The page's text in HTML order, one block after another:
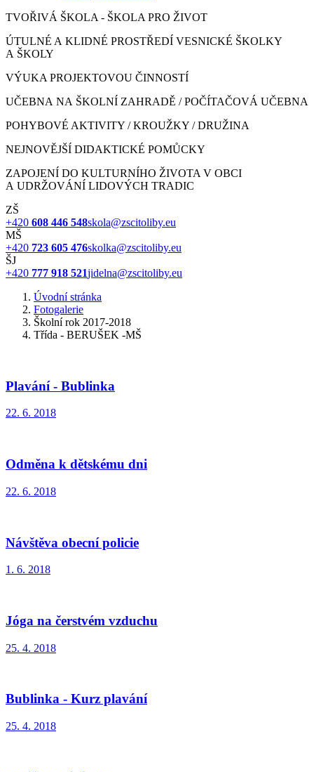
TVOŘIVÁ ŠKOLA - ŠKOLA PRO ŽIVOT
ÚTULNÉ A KLIDNÉ PROSTŘEDÍ VESNICKÉ ŠKOLKY
A ŠKOLY
VÝUKA PROJEKTOVOU ČINNOSTÍ
UČEBNA NA ŠKOLNÍ ZAHRADĚ / POČÍTAČOVÁ UČEBNA
POHYBOVÉ AKTIVITY / KROUŽKY / DRUŽINA
NEJNOVĚJŠÍ DIDAKTICKÉ POMŮCKY
ZAPOJENÍ DO KULTURNÍHO ŽIVOTA V OBCI
A UDRŽOVÁNÍ LIDOVÝCH TRADIC
ZŠ
+420 608 446 548skola@zscitoliby.eu
MŠ
+420 723 605 476skolka@zscitoliby.eu
ŠJ
+420 777 918 521jidelna@zscitoliby.eu
Úvodní stránka
Fotogalerie
Školní rok 2017-2018
Třída - BERUŠEK -MŠ
Plavání - Bublinka
22. 6. 2018
Odměna k dětskému dni
22. 6. 2018
Návštěva obecní policie
1. 6. 2018
Jóga na čerstvém vzduchu
25. 4. 2018
Bublinka - Kurz plavání
25. 4. 2018